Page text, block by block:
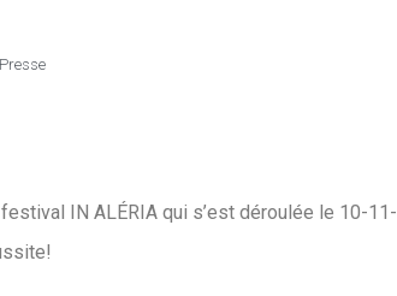
IN ALÉRIA qui s’est déroulée le 10-11-